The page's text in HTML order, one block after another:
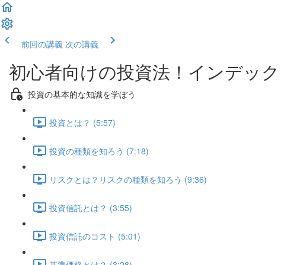
前回の講義 次の講義
初心者向けの投資法！インデッ
投資の基本的な知識を学ぼう
投資とは？ (5:57)
投資の種類を知ろう (7:18)
リスクとは？リスクの種類を知ろう (9:36)
投資信託とは？ (3:55)
投資信託のコスト (5:01)